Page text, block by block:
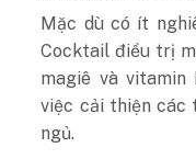
Mặc dù có ít
Cocktail điều trị
magiê và
việc cải thiện các
ngủ.